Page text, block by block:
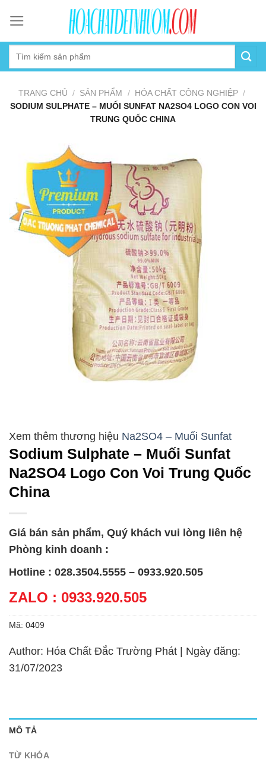
content
TRANG CHỦ / SẢN PHẨM / HÓA CHẤT CÔNG NGHIỆP /
SODIUM SULPHATE – MUỐI SUNFAT NA2SO4 LOGO CON VOI
TRUNG QUỐC CHINA
Na2SO4 – Muối Sunfat
Sodium Sulphate – Muối Sunfat
Na2SO4 Logo Con Voi Trung Quốc
China
Giá bán sản phẩm, Quý khách vui lòng liên hệ
Phòng kinh doanh :
Hotline : 028.3504.5555 – 0933.920.505
ZALO : 0933.920.505
Mã: 0409
Author: Hóa Chất Đắc Trường Phát | Ngày đăng:
31/07/2023
MÔ TẢ
TỪ KHÓA